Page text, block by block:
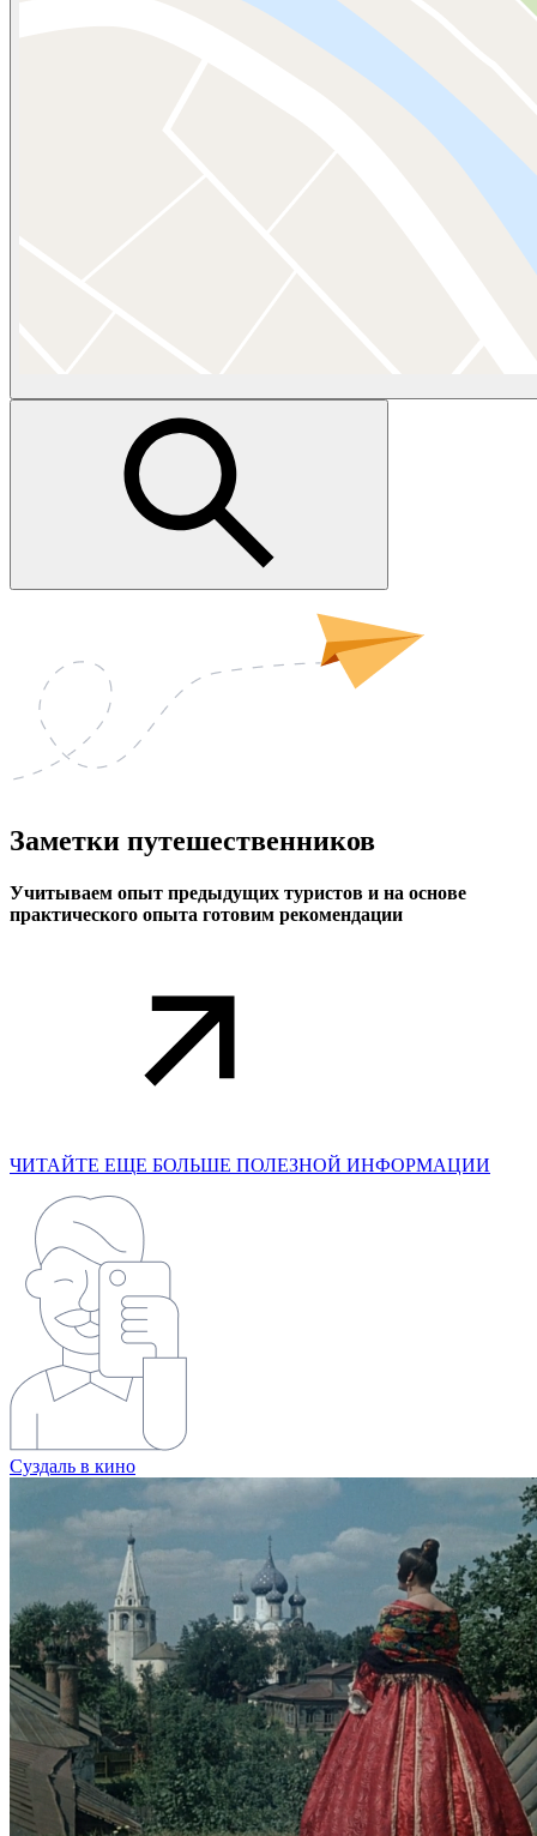
Заметки путешественников
Учитываем опыт предыдущих туристов и на основе
практического опыта готовим рекомендации
ЧИТАЙТЕ ЕЩЕ БОЛЬШЕ ПОЛЕЗНОЙ ИНФОРМАЦИИ
Суздаль в кино